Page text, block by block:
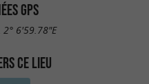
GPS
6'59.78"E
CE LIEU